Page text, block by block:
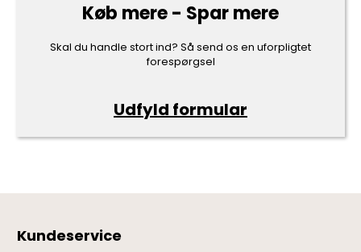
Køb mere - Spar mere
Skal du handle stort ind? Så send os en uforpligtet
forespørgsel
Udfyld formular
Kundeservice